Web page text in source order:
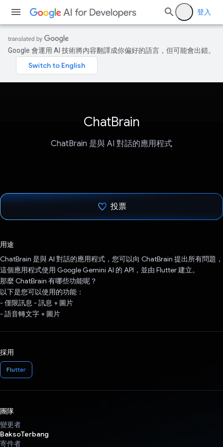
登入
Google 會運用 AI 技術將內容翻譯成你偏好的語言，但可能會出錯。
ChatBrain
ChatBrain 是與 AI 對話的應用程式
投票
用途
ChatBrain 是與 AI 對話的應用程式，您可以向 ChatBrain 提出所有問題，
這個應用程式使用 Google Gemini AI 的 API，並由 Flutter 建立。
那麼 ChatBrain 有哪些功能呢？
以下是您可以使用的功能：
- 僅限訊息 - 訊息 + 圖片
- 語音轉文字 + 圖片
採用
Flutter
團隊
變更者
BaksoTerbang
寄件者